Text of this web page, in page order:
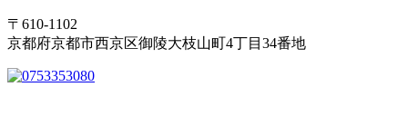
〒610-1102
京都府京都市西京区御陵大枝山町4丁目34番地